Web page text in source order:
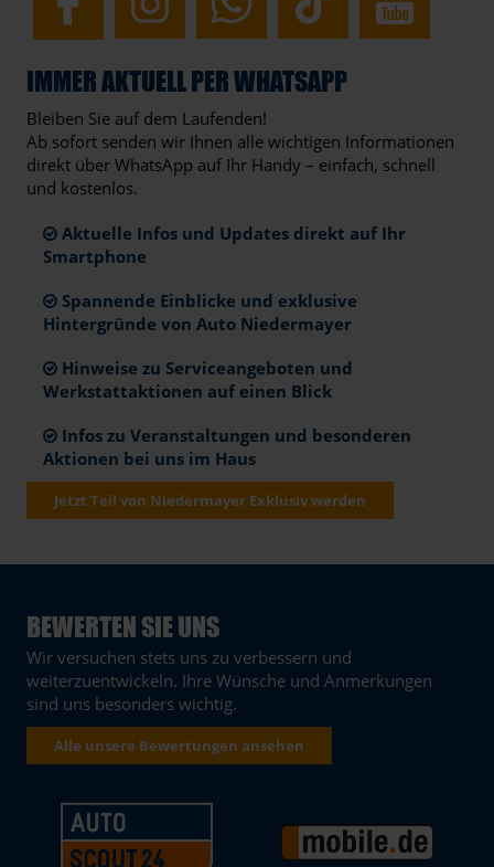
IMMER AKTUELL PER WHATSAPP
Bleiben Sie auf dem Laufenden!
Ab sofort senden wir Ihnen alle wichtigen Informationen
direkt über WhatsApp auf Ihr Handy – einfach, schnell
und kostenlos.
Aktuelle Infos und Updates direkt auf Ihr
Smartphone
Spannende Einblicke und exklusive
Hintergründe von Auto Niedermayer
Hinweise zu Serviceangeboten und
Werkstattaktionen auf einen Blick
Infos zu Veranstaltungen und besonderen
Aktionen bei uns im Haus
Jetzt Teil von Niedermayer Exklusiv werden
BEWERTEN SIE UNS
Wir versuchen stets uns zu verbessern und
weiterzuentwickeln. Ihre Wünsche und Anmerkungen
sind uns besonders wichtig.
Alle unsere Bewertungen ansehen